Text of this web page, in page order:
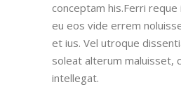
conceptam his.Ferri
eu eos vide errem
et ius. Vel utroque
soleat alterum maluisset,
intellegat.